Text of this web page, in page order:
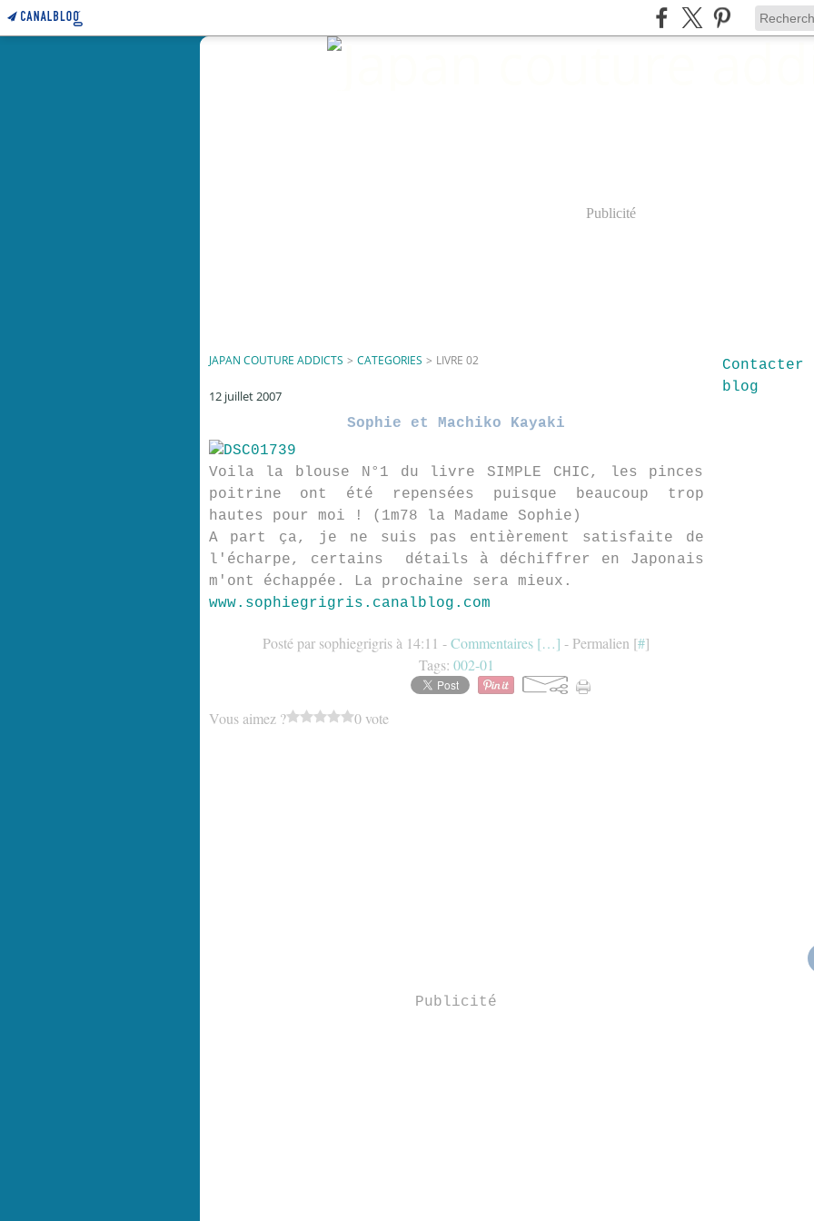
Publicité
JAPAN COUTURE ADDICTS > CATEGORIES > LIVRE 02
12 juillet 2007
Sophie et Machiko Kayaki
Voila la blouse N°1 du livre SIMPLE CHIC, les pinces
poitrine ont été repensées puisque beaucoup trop
hautes pour moi ! (1m78 la Madame Sophie)
A part ça, je ne suis pas entièrement satisfaite de
l'écharpe, certains détails à déchiffrer en Japonais
m'ont échappée. La prochaine sera mieux.
www.sophiegrigris.canalblog.com
Posté par sophiegrigris à 14:11 -Commentaires […] - Permalien [#]
Tags: 002-01
Vous aimez ? 0 vote
Publicité
blog